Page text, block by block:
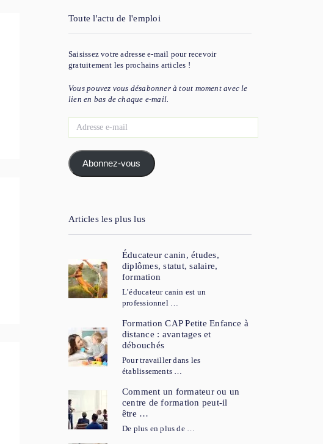
Toute l'actu de l'emploi
Saisissez votre adresse e-mail pour recevoir
gratuitement les prochains articles !
Vous pouvez vous désabonner à tout moment avec le
lien en bas de chaque e-mail.
Adresse
Abonnez-vous
Articles les plus lus
Éducateur canin, études,
diplômes, statut, salaire,
formation
L’éducateur canin est un
professionnel …
Formation CAP Petite Enfance à
distance : avantages et
débouchés
Pour travailler dans les
établissements …
Comment un formateur ou un
centre de formation peut-il
être …
De plus en plus de …